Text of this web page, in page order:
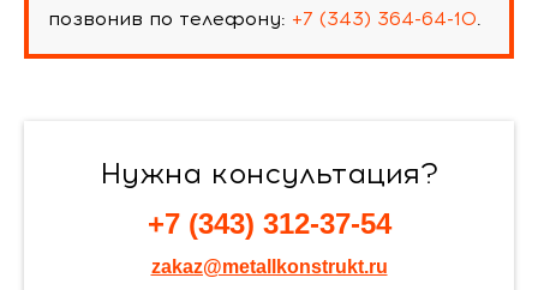
позвонив по телефону: +7 (343) 364-64-10.
Нужна консультация?
+7 (343) 312-37-54
zakaz@metallkonstrukt.ru